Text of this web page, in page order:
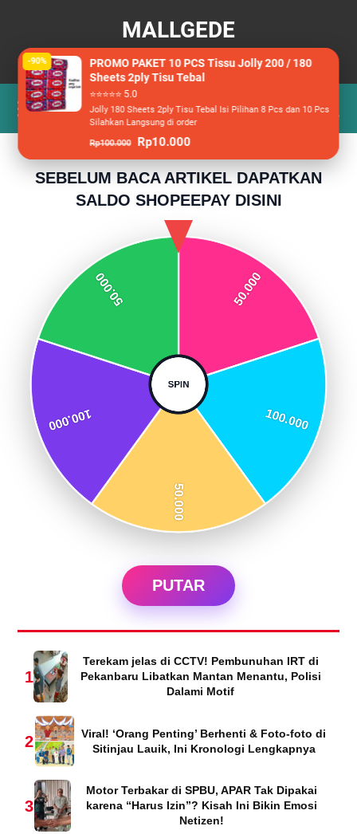
MALLGEDE
Berita, Wisata dan Racun Belanja
SEBELUM BACA ARTIKEL DAPATKAN
SALDO SHOPEEPAY DISINI
PUTAR
1
Terekam jelas di CCTV! Pembunuhan IRT di
Pekanbaru Libatkan Mantan Menantu, Polisi
Dalami Motif
2
Viral! ‘Orang Penting’ Berhenti & Foto-foto di
Sitinjau Lauik, Ini Kronologi Lengkapnya
3
Motor Terbakar di SPBU, APAR Tak Dipakai
karena “Harus Izin”? Kisah Ini Bikin Emosi
Netizen!
-90%
PROMO PAKET 10 PCS Tissu Jolly 200 / 180
Sheets 2ply Tisu Tebal
⭐⭐⭐⭐⭐ 5.0
Jolly 180 Sheets 2ply Tisu Tebal Isi Pilihan 8 Pcs dan 10 Pcs
Silahkan Langsung di order
Rp100.000
Rp10.000